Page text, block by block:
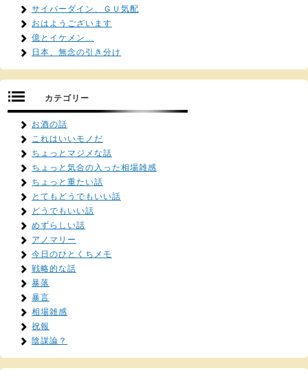
サイバーダイン、ＧＵ気配
おはようございます
億とイケメン…
日本、無念の引き分け
カテゴリー
お酒の話
これはいいモノだ
ちょっとマジメな話
ちょっと気合の入った相場雑感
ちょっと重たい話
とてもどうでもいい話
どうでもいい話
めずらしい話
アノマリー
今日のひとくちメモ
戦略的な話
暴落
暴言
相場雑感
祝報
陰謀論？